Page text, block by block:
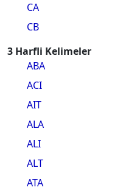
CA
CB
3 Harfli Kelimeler
ABA
ACI
AIT
ALA
ALI
ALT
ATA